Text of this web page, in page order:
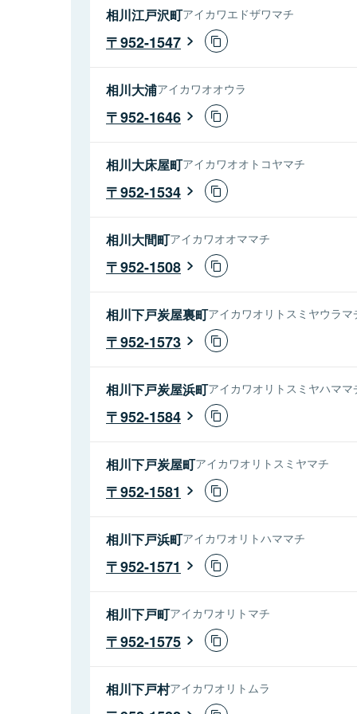
相川江戸沢町アイカワエドザワマチ
952-1547
相川大浦アイカワオオウラ
952-1646
相川大床屋町アイカワオオトコヤマチ
952-1534
相川大間町アイカワオオママチ
952-1508
相川下戸炭屋裏町アイカワオリトスミヤウラマ
952-1573
相川下戸炭屋浜町アイカワオリトスミヤハママ
952-1584
相川下戸炭屋町アイカワオリトスミヤマチ
952-1581
相川下戸浜町アイカワオリトハママチ
952-1571
相川下戸町アイカワオリトマチ
952-1575
相川下戸村アイカワオリトムラ